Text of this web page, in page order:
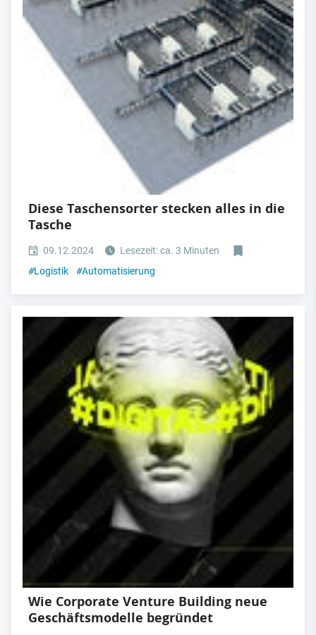
Diese Taschensorter stecken alles in die
Tasche
09.12.2024
Lesezeit: ca. 3 Minuten
#Logistik #Automatisierung
Wie Corporate Venture Building neue
Geschäftsmodelle begründet